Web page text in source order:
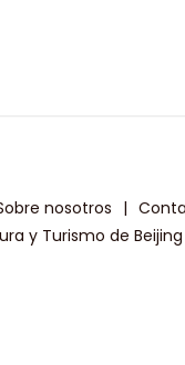
nosotros |
y Turismo de